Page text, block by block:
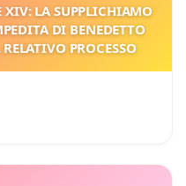
XIV: LA SUPPLICHIAMO
DI BENEDETTO
PROCESSO